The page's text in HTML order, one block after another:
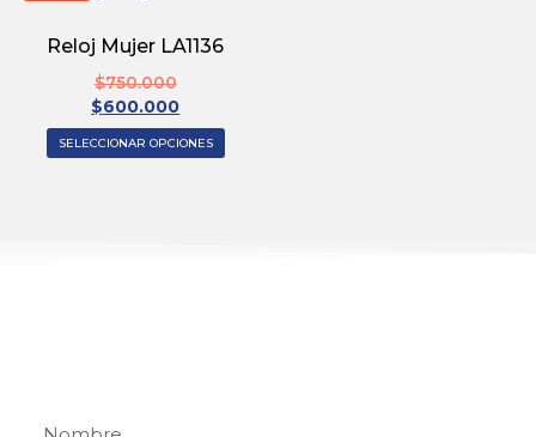
Reloj Mujer LA1136
$750.000
$600.000
SELECCIONAR OPCIONES